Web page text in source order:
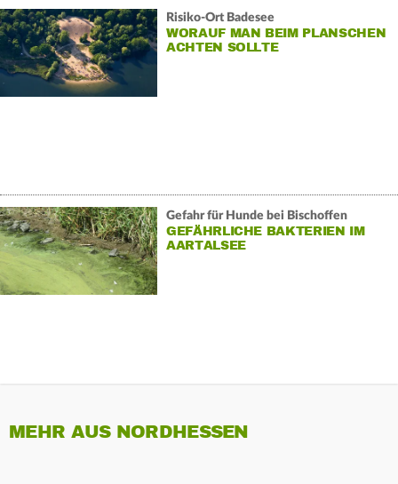
Risiko-Ort Badesee
WORAUF MAN BEIM PLANSCHEN
ACHTEN SOLLTE
Gefahr für Hunde bei Bischoffen
GEFÄHRLICHE BAKTERIEN IM
AARTALSEE
MEHR AUS NORDHESSEN